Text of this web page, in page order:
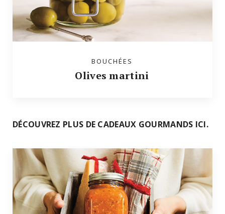
BOUCHÉES
Olives martini
DÉCOUVREZ PLUS DE CADEAUX GOURMANDS ICI.